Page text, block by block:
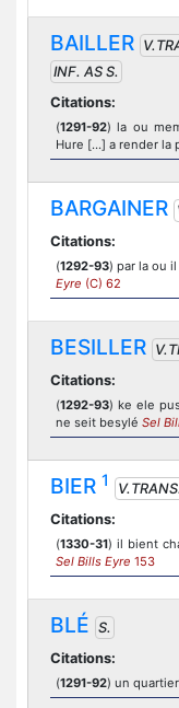
BAILLER
INF. AS S.
Citations:
(1291-92) la ou
Hure [...] a render la
BARGAINER
Citations:
(1292-93) par la ou
Eyre (C) 62
BESILLER
Citations:
(1292-93) ke ele
ne seit besylé Sel
BIER 1
Citations:
(1330-31) il bient
Sel Bills Eyre 153
BLÉ S.
Citations:
(1291-92) un